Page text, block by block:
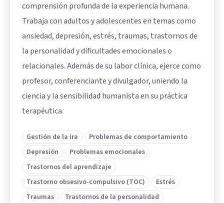
comprensión profunda de la experiencia humana.
Trabaja con adultos y adolescentes en temas como
ansiedad, depresión, estrés, traumas, trastornos de
la personalidad y dificultades emocionales o
relacionales. Además de su labor clínica, ejerce como
profesor, conferenciante y divulgador, uniendo la
ciencia y la sensibilidad humanista en su práctica
terapéutica.
Gestión de la ira
Problemas de comportamiento
Depresión
Problemas emocionales
Trastornos del aprendizaje
Trastorno obsesivo-compulsivo (TOC)
Estrés
Traumas
Trastornos de la personalidad